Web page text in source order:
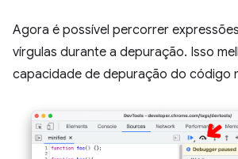
Agora é possível percorrer
vírgulas durante a depuração. Isso
capacidade de depuração do código